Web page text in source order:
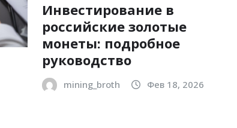
Инвестирование в
российские золотые
монеты: подробное
руководство
mining_broth Фев 18, 2026